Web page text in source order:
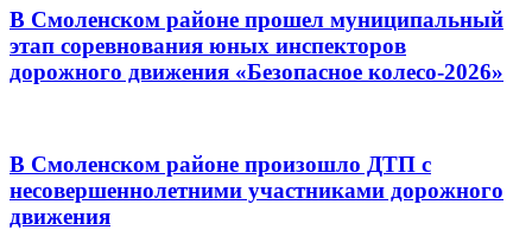
В Смоленском районе прошел муниципальный
этап соревнования юных инспекторов
дорожного движения «Безопасное колесо-2026»
В Смоленском районе произошло ДТП с
несовершеннолетними участниками дорожного
движения